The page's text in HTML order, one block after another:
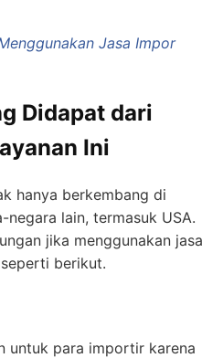
Jasa Impor
Didapat dari
Ini
hanya berkembang di
negara lain, termasuk USA.
jika menggunakan jasa
berikut.
untuk para importir karena